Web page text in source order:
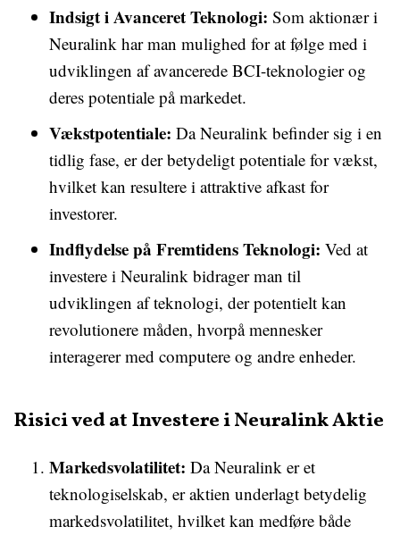
Indsigt i Avanceret Teknologi: Som aktionær i
Neuralink har man mulighed for at følge med i
udviklingen af avancerede BCI-teknologier og
deres potentiale på markedet.
Vækstpotentiale: Da Neuralink befinder sig i en
tidlig fase, er der betydeligt potentiale for vækst,
hvilket kan resultere i attraktive afkast for
investorer.
Indflydelse på Fremtidens Teknologi: Ved at
investere i Neuralink bidrager man til
udviklingen af teknologi, der potentielt kan
revolutionere måden, hvorpå mennesker
interagerer med computere og andre enheder.
Risici ved at Investere i Neuralink Aktie
Markedsvolatilitet: Da Neuralink er et
teknologiselskab, er aktien underlagt betydelig
markedsvolatilitet, hvilket kan medføre både